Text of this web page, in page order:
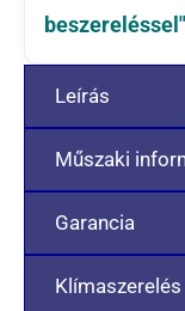
Leírás
Műszaki
Garancia
Klímaszerelés